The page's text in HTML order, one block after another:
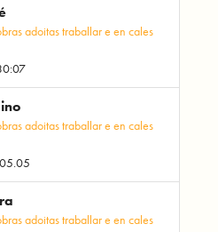
adoitas traballar e en cales
adoitas traballar e en cales
adoitas traballar e en cales